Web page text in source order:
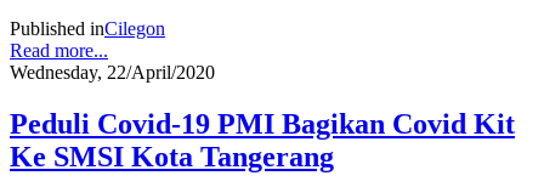
Published inCilegon
Read more...
Wednesday, 22/April/2020
Peduli Covid-19 PMI Bagikan Covid Kit
Ke SMSI Kota Tangerang